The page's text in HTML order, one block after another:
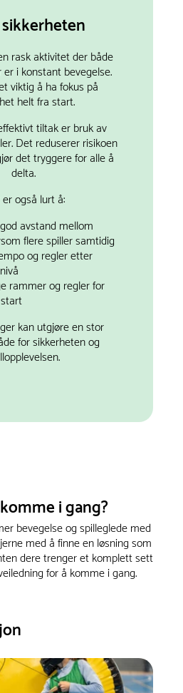
rask aktivitet der både
i konstant bevegelse.
viktig å ha fokus på
helt fra start.
tiltak er bruk av
Det reduserer risikoen
det tryggere for alle å
delta.
også lurt å:
avstand mellom
flere spiller samtidig
og regler etter
rammer og regler for
kan utgjøre en stor
for sikkerheten og
i gang?
bevegelse og spilleglede med
med å finne en løsning som
dere trenger et komplett sett
for å komme i gang.